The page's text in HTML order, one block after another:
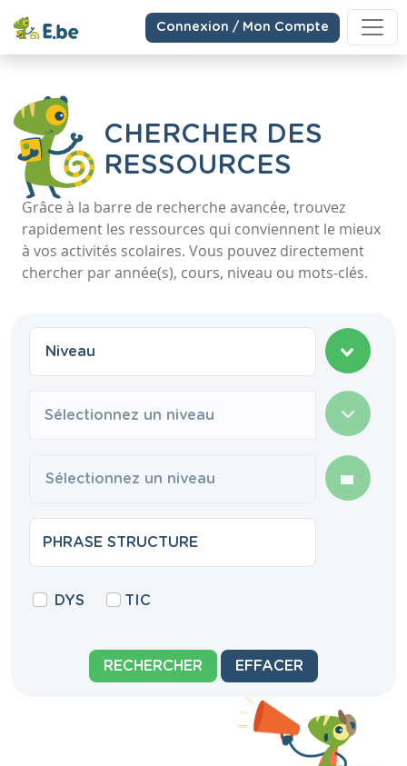
Connexion / Mon Compte
CHERCHER DES
RESSOURCES
Grâce à la barre de recherche avancée, trouvez
rapidement les ressources qui conviennent le mieux
à vos activités scolaires. Vous pouvez directement
chercher par année(s), cours, niveau ou mots-clés.
Sélectionnez un niveau
DYS TIC
RECHERCHER EFFACER